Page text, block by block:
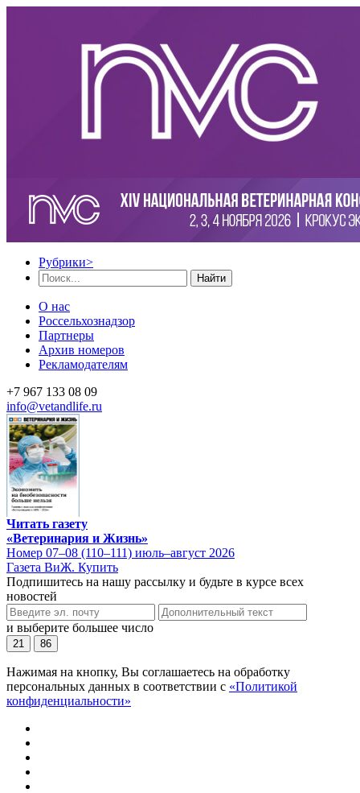
Рубрики>
Найти
О нас
Россельхознадзор
Партнеры
Архив номеров
Рекламодателям
+7 967 133 08 09
info@vetandlife.ru
Читать газету
«Ветеринария и Жизнь»
Номер 07–08 (110–111) июль–август 2026
Газета ВиЖ. Купить
Подпишитесь на нашу рассылку и будьте в курсе всех
новостей
и выберите большее число
21 86
Нажимая на кнопку, Вы соглашаетесь на обработку
персональных данных в соответствии с «Политикой
конфиденциальности»